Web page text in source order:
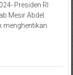
Presiden RI
Mesir Abdel
menghentikan